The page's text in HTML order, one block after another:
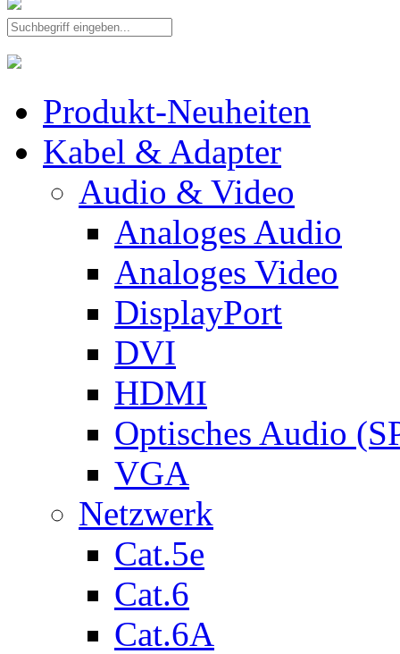
Produkt-Neuheiten
Kabel & Adapter
Audio & Video
Analoges Audio
Analoges Video
DisplayPort
DVI
HDMI
Optisches Audio
VGA
Netzwerk
Cat.5e
Cat.6
Cat.6A